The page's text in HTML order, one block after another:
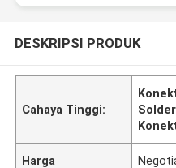
DESKRIPSI PRODUK
Cahaya Tinggi:
Harga